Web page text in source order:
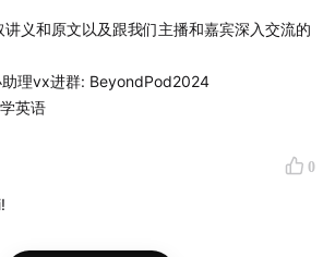
在海上发动的打击究竟效果如何？为什
于前阵子乌军的推进缓慢，最近为什么
场战争目测到底还会打多久？今天我们
义和原文以及跟我们主播和嘉宾深入交流的
助理vx进群: BeyondPod2024
英语
0